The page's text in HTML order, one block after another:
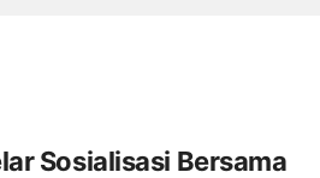
Sosialisasi Bersama